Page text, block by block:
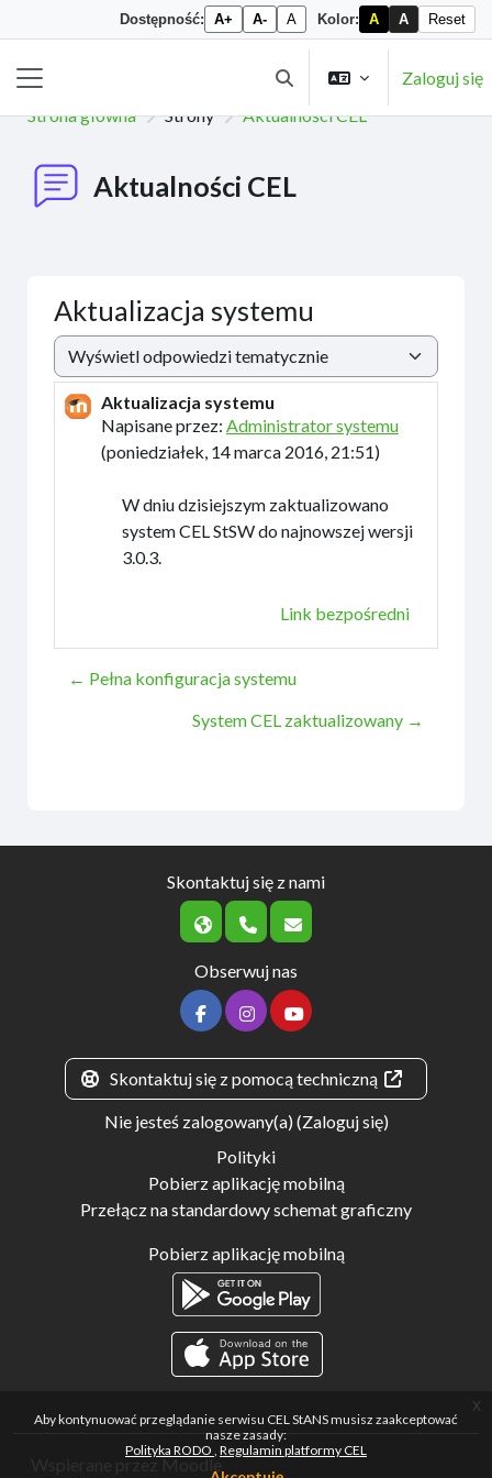
Dostępność: A+ A- A Kolor: A A Reset
Aby kontynuować przeglądanie serwisu CEL StANS musisz zaakceptować
nasze zasady:
Polityka RODO Regulamin platformy CEL
x
Przełącznik wyszukiwarki
Zaloguj się
Strona główna
Strony Aktualności CEL
Aktualności CEL
Aktualizacja systemu
Sposób wyświetlania
Aktualizacja systemu
Napisane przez: Administrator systemu
(poniedziałek, 14 marca 2016, 21:51)
Liczba odpowiedzi: 0
W dniu dzisiejszym zaktualizowano
system CEL StSW do najnowszej wersji
3.0.3.
Link bezpośredni
← Pełna konfiguracja systemu
System CEL zaktualizowany →
Skontaktuj się z nami
Obserwuj nas
Skontaktuj się z pomocą techniczną
Nie jesteś zalogowany(a) (Zaloguj się)
Polityki
Pobierz aplikację mobilną
Przełącz na standardowy schemat graficzny
Pobierz aplikację mobilną
Wspierane przezMoodle